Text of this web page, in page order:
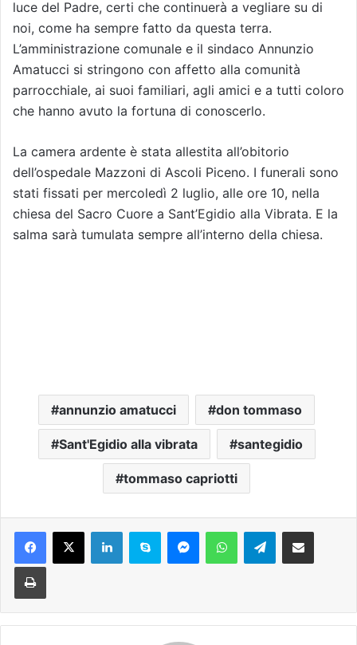
luce del Padre, certi che continuerà a vegliare su di
noi, come ha sempre fatto da questa terra.
L’amministrazione comunale e il sindaco Annunzio
Amatucci si stringono con affetto alla comunità
parrocchiale, ai suoi familiari, agli amici e a tutti coloro
che hanno avuto la fortuna di conoscerlo.
La camera ardente è stata allestita all’obitorio
dell’ospedale Mazzoni di Ascoli Piceno. I funerali sono
stati fissati per mercoledì 2 luglio, alle ore 10, nella
chiesa del Sacro Cuore a Sant’Egidio alla Vibrata. E la
salma sarà tumulata sempre all’interno della chiesa.
annunzio amatucci don tommaso
Sant'Egidio alla vibrata santegidio
tommaso capriotti
Telegram